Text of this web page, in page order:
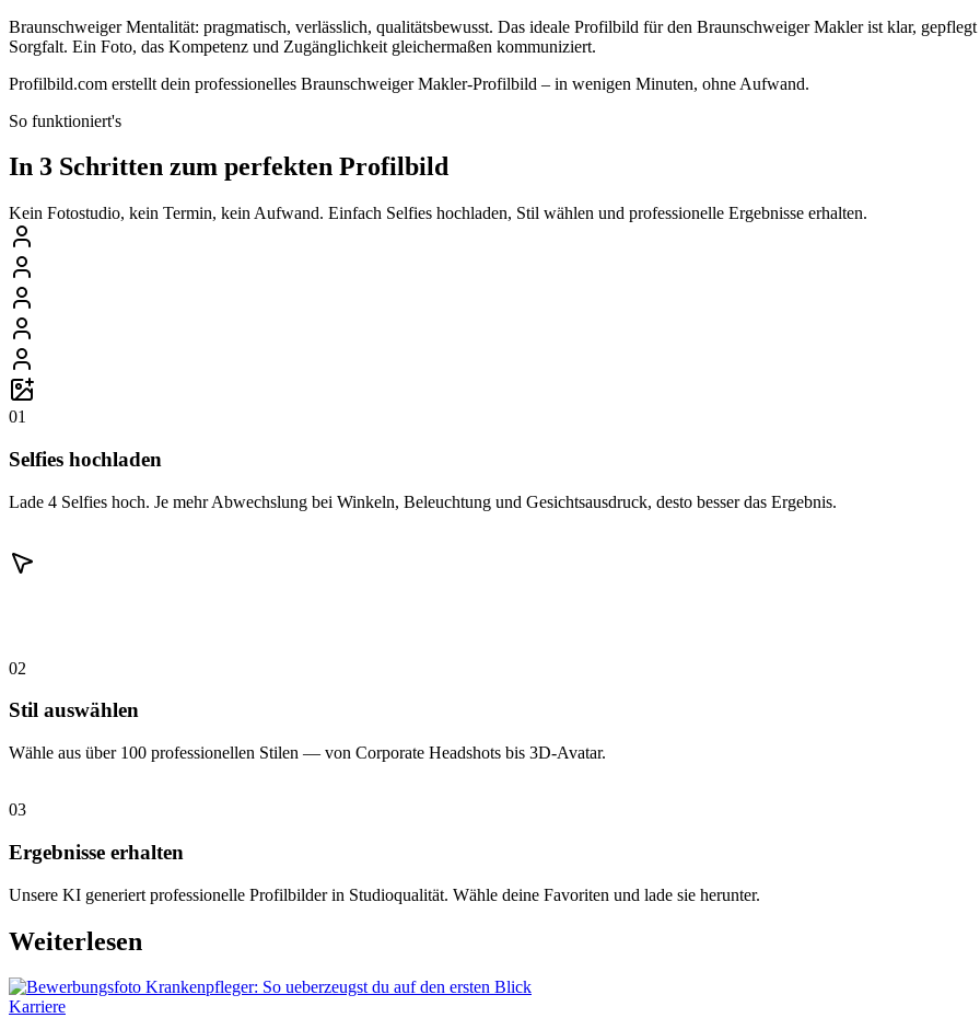
Braunschweiger Mentalität: pragmatisch, verlässlich, qualitätsbewusst. Das ideale Profilbild für den Braunschweiger Makler ist klar,
Sorgfalt. Ein Foto, das Kompetenz und Zugänglichkeit gleichermaßen kommuniziert.
Profilbild.com erstellt dein professionelles Braunschweiger Makler-Profilbild – in wenigen Minuten, ohne Aufwand.
So funktioniert's
In 3 Schritten zum perfekten Profilbild
Kein Fotostudio, kein Termin, kein Aufwand. Einfach Selfies hochladen, Stil wählen und professionelle Ergebnisse erhalten.
01
Selfies hochladen
Lade 4 Selfies hoch. Je mehr Abwechslung bei Winkeln, Beleuchtung und Gesichtsausdruck, desto besser das Ergebnis.
02
Stil auswählen
Wähle aus über 100 professionellen Stilen — von Corporate Headshots bis 3D-Avatar.
03
Ergebnisse erhalten
Unsere KI generiert professionelle Profilbilder in Studioqualität. Wähle deine Favoriten und lade sie herunter.
Weiterlesen
Karriere